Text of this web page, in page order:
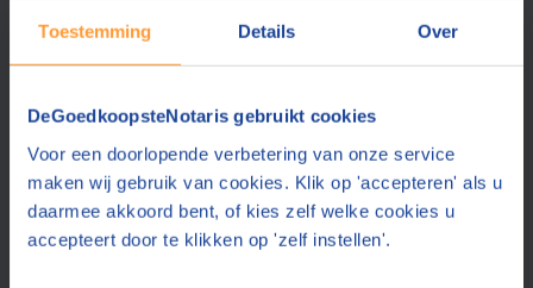
Toestemming Details Over
DeGoedkoopsteNotaris gebruikt cookies
Voor een doorlopende verbetering van onze service
maken wij gebruik van cookies. Klik op 'accepteren' als u
daarmee akkoord bent, of kies zelf welke cookies u
accepteert door te klikken op 'zelf instellen'.
Naam: